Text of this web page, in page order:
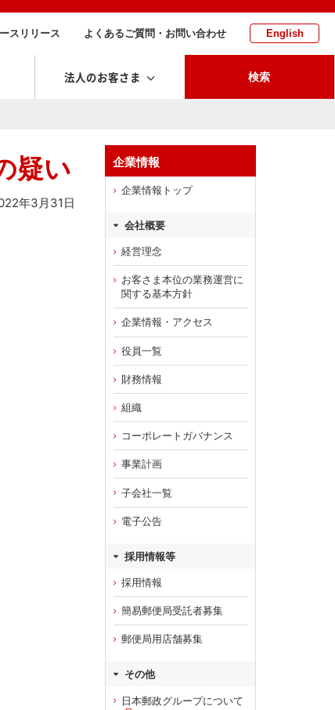
スリリース よくあるご質問・お問い合わせ English
法人のお客さま 検索
疑い
年3月31日
企業情報
企業情報トップ
会社概要
経営理念
お客さま本位の業務運営に
関する基本方針
企業情報・アクセス
役員一覧
財務情報
組織
コーポレートガバナンス
事業計画
子会社一覧
電子公告
採用情報等
採用情報
簡易郵便局受託者募集
郵便局用店舗募集
その他
日本郵政グループについて